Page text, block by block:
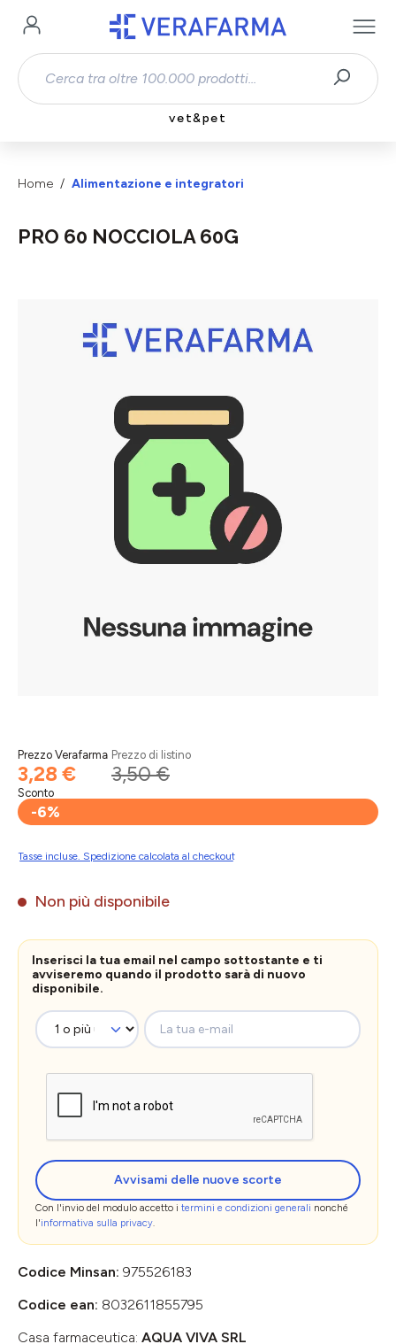
Passa al contenuto principale
vet&pet
Home Alimentazione e integratori
PRO 60 NOCCIOLA 60G
Prezzo Verafarma
3,28 €
Prezzo di listino
3,50 €
Sconto
-6%
Tasse incluse. Spedizione calcolata al checkout
Non più disponibile
Inserisci la tua email nel campo sottostante e ti
avviseremo quando il prodotto sarà di nuovo
disponibile.
La tua e-mail
Avvisami delle nuove scorte
Con l'invio del modulo accetto i termini e condizioni generali nonché
l'informativa sulla privacy.
Codice Minsan: 975526183
Codice ean: 8032611855795
Casa farmaceutica: AQUA VIVA SRL